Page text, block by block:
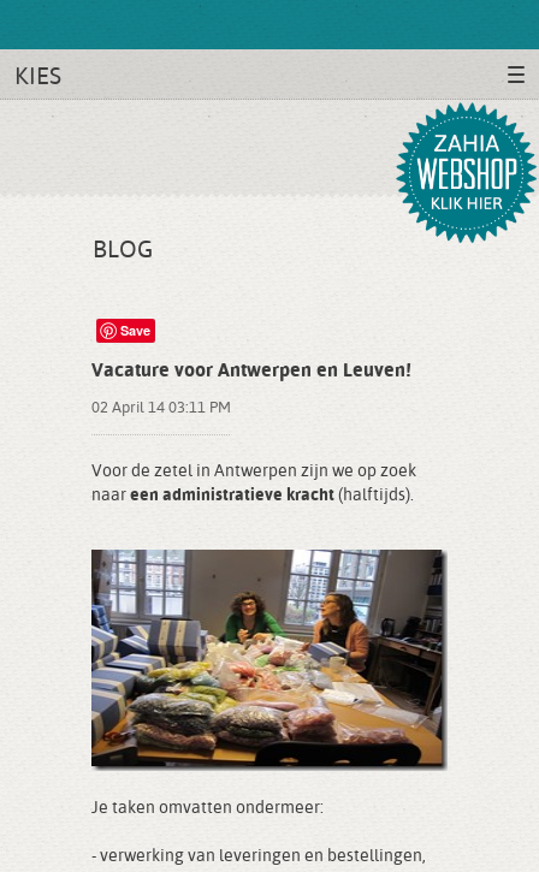
KIES
BLOG
Save
Vacature voor Antwerpen en Leuven!
02 April 14 03:11 PM
Voor de zetel in Antwerpen zijn we op zoek
naar een administratieve kracht (halftijds).
Je taken omvatten ondermeer:
- verwerking van leveringen en bestellingen,